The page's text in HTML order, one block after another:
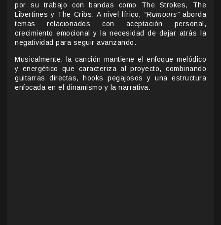
por su trabajo con bandas como The Strokes, The
Libertines y The Cribs. A nivel lírico, “Rumours” aborda
temas relacionados con aceptación personal,
crecimiento emocional y la necesidad de dejar atrás la
negatividad para seguir avanzando.
Musicalmente, la canción mantiene el enfoque melódico
y energético que caracteriza al proyecto, combinando
guitarras directas, hooks pegajosos y una estructura
enfocada en el dinamismo y la narrativa.